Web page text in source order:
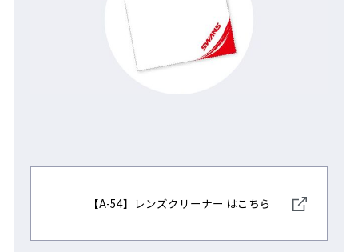
【A-54】レンズクリーナー はこちら